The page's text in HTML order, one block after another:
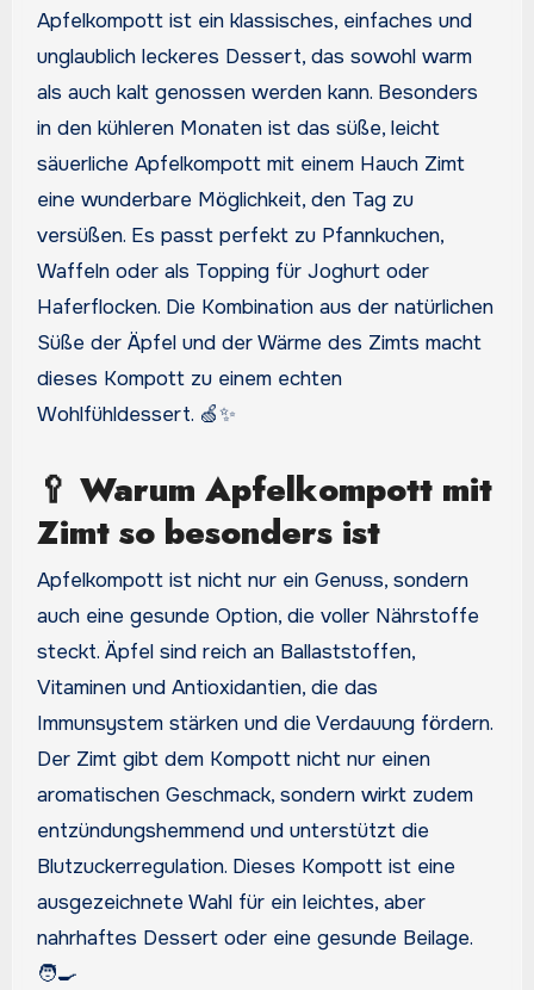
Apfelkompott ist ein klassisches, einfaches und
unglaublich leckeres Dessert, das sowohl warm
als auch kalt genossen werden kann. Besonders
in den kühleren Monaten ist das süße, leicht
säuerliche Apfelkompott mit einem Hauch Zimt
eine wunderbare Möglichkeit, den Tag zu
versüßen. Es passt perfekt zu Pfannkuchen,
Waffeln oder als Topping für Joghurt oder
Haferflocken. Die Kombination aus der natürlichen
Süße der Äpfel und der Wärme des Zimts macht
dieses Kompott zu einem echten
Wohlfühldessert. 🍏✨
🥄 Warum Apfelkompott mit
Zimt so besonders ist
Apfelkompott ist nicht nur ein Genuss, sondern
auch eine gesunde Option, die voller Nährstoffe
steckt. Äpfel sind reich an Ballaststoffen,
Vitaminen und Antioxidantien, die das
Immunsystem stärken und die Verdauung fördern.
Der Zimt gibt dem Kompott nicht nur einen
aromatischen Geschmack, sondern wirkt zudem
entzündungshemmend und unterstützt die
Blutzuckerregulation. Dieses Kompott ist eine
ausgezeichnete Wahl für ein leichtes, aber
nahrhaftes Dessert oder eine gesunde Beilage.
🧑‍🍳